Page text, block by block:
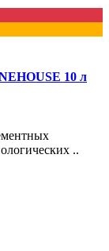
10 л
..